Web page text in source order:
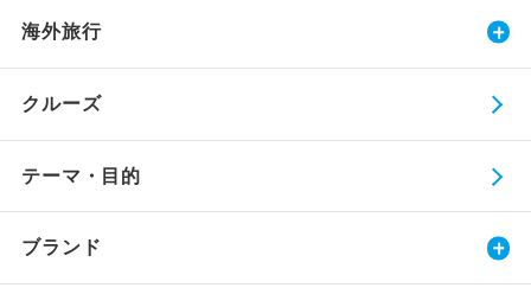
海外旅行
クルーズ
テーマ・目的
ブランド